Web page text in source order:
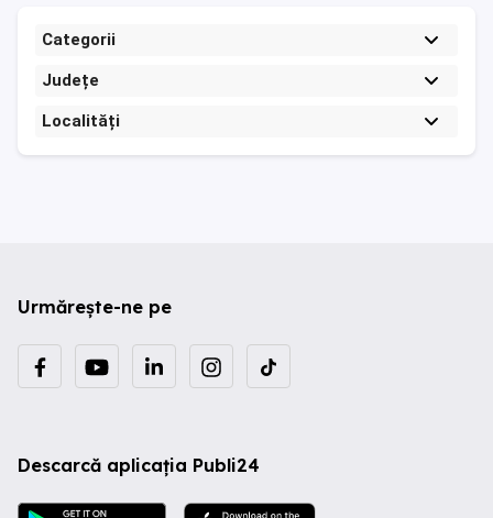
Categorii
Județe
Localități
Urmărește-ne pe
Descarcă aplicația Publi24